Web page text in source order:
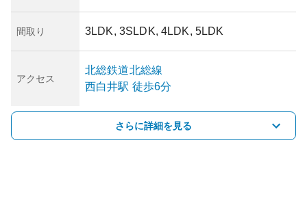
間取り 3LDK, 3SLDK, 4LDK, 5LDK
アクセス
北総鉄道北総線
西白井駅 徒歩6分
さらに詳細を見る